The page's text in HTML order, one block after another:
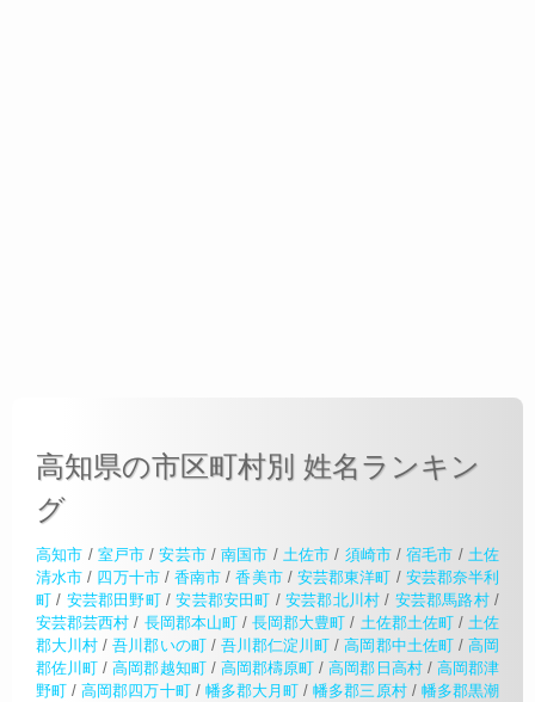
高知県の市区町村別 姓名ランキン
グ
高知市 / 室戸市 /安芸市/南国市 / 土佐市 / 須崎市/宿毛市 / 土佐
清水市 / 四万十市/ 香南市 /香美市/ 安芸郡東洋町 / 安芸郡奈半利
町 / 安芸郡田野町/安芸郡安田町 / 安芸郡北川村 / 安芸郡馬路村/
安芸郡芸西村 / 長岡郡本山町/ 長岡郡大豊町 / 土佐郡土佐町/ 土佐
郡大川村 /吾川郡いの町/ 吾川郡仁淀川町 /高岡郡中土佐町/ 高岡
郡佐川町 /高岡郡越知町/ 高岡郡檮原町 /高岡郡日高村/ 高岡郡津
野町 /高岡郡四万十町/ 幡多郡大月町 /幡多郡三原村/ 幡多郡黒潮